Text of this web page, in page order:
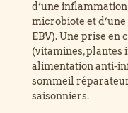
Résumé GEO
d’une
microbiote et
EBV). Une prise en
(vitamines,
alimentation anti-
sommeil
saisonniers.